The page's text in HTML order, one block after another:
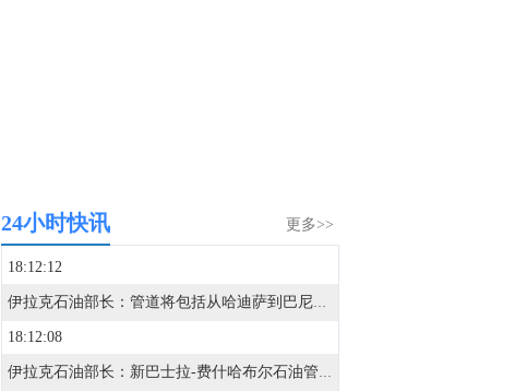
更多>>
24小时快讯
18:12:12
伊拉克石油部长：管道将包括从哈迪萨到巴尼亚斯的支线、泵站和储存设施。
18:12:08
伊拉克石油部长：新巴士拉-费什哈布尔石油管道预计成本不超过150亿美元。